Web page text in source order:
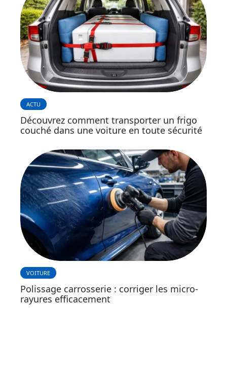
ACTU
Découvrez comment transporter un frigo
couché dans une voiture en toute sécurité
VOITURE
Polissage carrosserie : corriger les micro-
rayures efficacement